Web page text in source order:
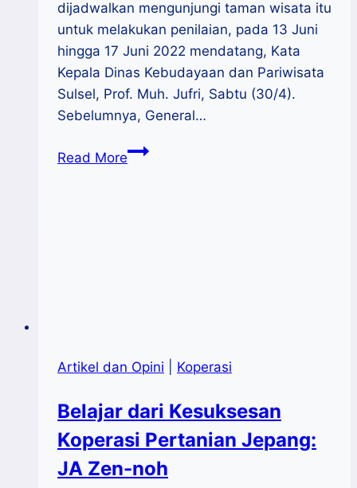
dijadwalkan mengunjungi taman wisata itu
untuk melakukan penilaian, pada 13 Juni
hingga 17 Juni 2022 mendatang, Kata
Kepala Dinas Kebudayaan dan Pariwisata
Sulsel, Prof. Muh. Jufri, Sabtu (30/4).
Sebelumnya, General…
Read MoreTim
Artikel dan Opini Koperasi
Belajar dari Kesuksesan
Koperasi Pertanian Jepang:
JA Zen-noh